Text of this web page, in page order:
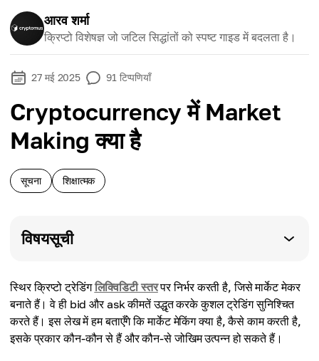
आरव शर्मा
क्रिप्टो विशेषज्ञ जो जटिल सिद्धांतों को स्पष्ट गाइड में बदलता है।
27 मई 2025 91 टिप्पणियाँ
Cryptocurrency में Market
Making क्या है
सूचना शिक्षात्मक
विषयसूची
स्थिर क्रिप्टो ट्रेडिंगलिक्विडिटी स्तरपर निर्भर करती है, जिसे मार्केट मेकर
बनाते हैं। वे ही bid और ask कीमतें उद्धृत करके कुशल ट्रेडिंग सुनिश्चित
करते हैं। इस लेख में हम बताएँगे कि मार्केट मेकिंग क्या है, कैसे काम करती है,
इसके प्रकार कौन-कौन से हैं और कौन-से जोखिम उत्पन्न हो सकते हैं।